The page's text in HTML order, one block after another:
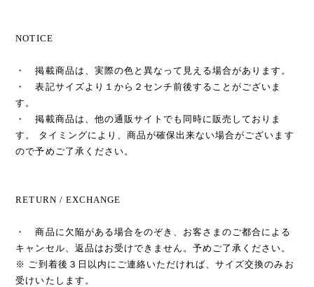
NOTICE
・ 掲載商品は、実際の色と異なって見える場合があります。
・ 表記サイズより１から２センチ前後することがございま
す。
・ 掲載商品は、他の通販サイトでも同時に販売しておりま
す。 タイミングにより、商品が確保出来ない場合がございます
ので予めご了承ください。
RETURN / EXCHANGE
・ 商品に欠陥がある場合をのぞき、お客さまのご都合による
キャンセル、返品はお受けできません。予めご了承ください。
※ ご到着後３日以内にご連絡いただければ、サイズ交換のみお
受けいたします。